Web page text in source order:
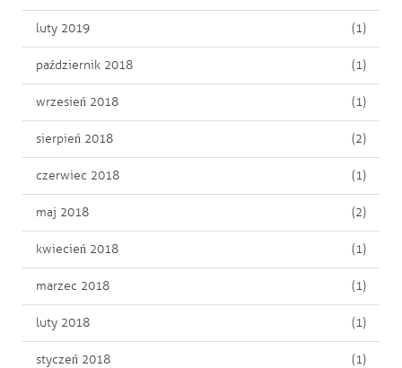
luty 2019 (1)
październik 2018 (1)
wrzesień 2018 (1)
sierpień 2018 (2)
czerwiec 2018 (1)
maj 2018 (2)
kwiecień 2018 (1)
marzec 2018 (1)
luty 2018 (1)
styczeń 2018 (1)